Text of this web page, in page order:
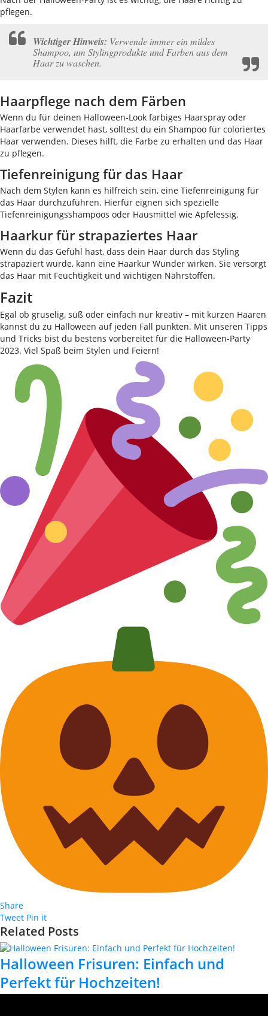
pflegen.
Wichtiger Hinweis: Verwende immer ein mildes
Shampoo, um Stylingprodukte und Farben aus dem
Haar zu waschen.
Haarpflege nach dem Färben
Wenn du für deinen Halloween-Look farbiges Haarspray oder
Haarfarbe verwendet hast, solltest du ein Shampoo für coloriertes
Haar verwenden. Dieses hilft, die Farbe zu erhalten und das Haar
zu pflegen.
Tiefenreinigung für das Haar
Nach dem Stylen kann es hilfreich sein, eine Tiefenreinigung für
das Haar durchzuführen. Hierfür eignen sich spezielle
Tiefenreinigungsshampoos oder Hausmittel wie Apfelessig.
Haarkur für strapaziertes Haar
Wenn du das Gefühl hast, dass dein Haar durch das Styling
strapaziert wurde, kann eine Haarkur Wunder wirken. Sie versorgt
das Haar mit Feuchtigkeit und wichtigen Nährstoffen.
Fazit
Egal ob gruselig, süß oder einfach nur kreativ – mit kurzen Haaren
kannst du zu Halloween auf jeden Fall punkten. Mit unseren Tipps
und Tricks bist du bestens vorbereitet für die Halloween-Party
2023. Viel Spaß beim Stylen und Feiern!
Share
Tweet Pin it
Related Posts
Halloween Frisuren: Einfach und
Perfekt für Hochzeiten!